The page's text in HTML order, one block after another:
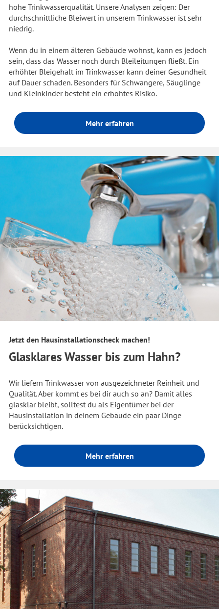
hohe Trinkwasserqualität. Unsere Analysen zeigen: Der
durchschnittliche Bleiwert in unserem Trinkwasser ist sehr
niedrig.
Wenn du in einem älteren Gebäude wohnst, kann es jedoch
sein, dass das Wasser noch durch Bleileitungen fließt. Ein
erhöhter Bleigehalt im Trinkwasser kann deiner Gesundheit
auf Dauer schaden. Besonders für Schwangere, Säuglinge
und Kleinkinder besteht ein erhöhtes Risiko.
Mehr erfahren
Jetzt den Hausinstallationscheck machen!
Glasklares Wasser bis zum Hahn?
Wir liefern Trinkwasser von ausgezeichneter Reinheit und
Qualität. Aber kommt es bei dir auch so an? Damit alles
glasklar bleibt, solltest du als Eigentümer bei der
Hausinstallation in deinem Gebäude ein paar Dinge
berücksichtigen.
Mehr erfahren